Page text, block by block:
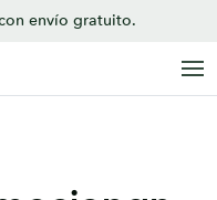
envío gratuito.